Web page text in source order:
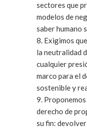
sectores que
modelos de
saber humano
8. Exigimos
la neutralidad
cualquier
marco para el
sostenible y
9.
derecho de
su fin: